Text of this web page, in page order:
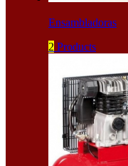
Ensambladoras
2 Products